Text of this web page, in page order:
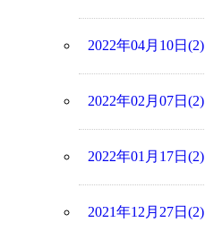
2022年04月10日(2)
2022年02月07日(2)
2022年01月17日(2)
2021年12月27日(2)